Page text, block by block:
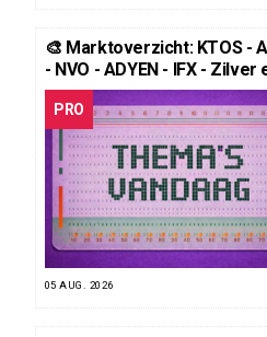
🎨 Marktoverzicht: KTOS -
- NVO - ADYEN - IFX - Zilver
PRO
05 AUG. 2026